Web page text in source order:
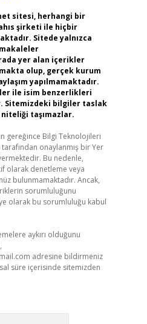
sitesi, herhangi bir
şirketi ile hiçbir
Sitede yalnızca
makaleler
yer alan içerikler
olup, gerçek kurum
yapılmamaktadır.
ile isim benzerlikleri
Sitemizdeki bilgiler taslak
taşımazlar.
gereğince Bilgi Teknolojileri
onaylanmış bir Yer
Bu nedenle,
olarak denetleme veya
bulunmamaktadır. Ancak,
sorumluluğunu
olarak bu sorumluluğu kabul
aykırı olduğunu
adresine bildirmeniz
süre içerisinde sitemizden